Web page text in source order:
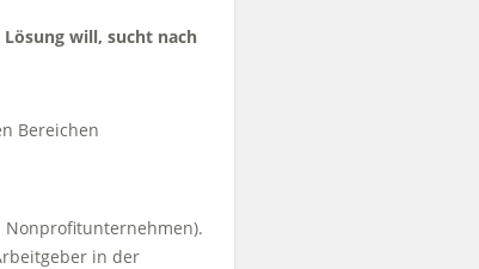
will, sucht nach
Bereichen
Nonprofitunternehmen).
in der